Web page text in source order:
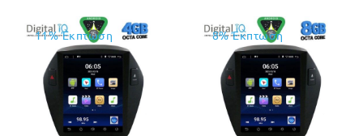
11% Έκπτωση 8% Έκπτωση